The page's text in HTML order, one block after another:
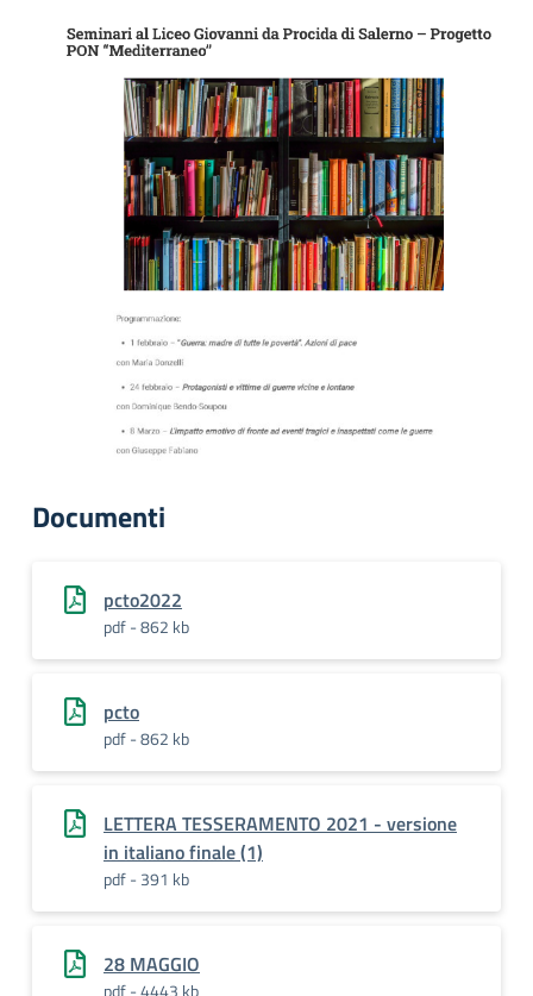
Documenti
pcto2022
pdf - 862 kb
pcto
pdf - 862 kb
LETTERA TESSERAMENTO 2021 - versione
in italiano finale (1)
pdf - 391 kb
28 MAGGIO